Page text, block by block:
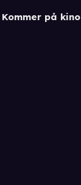
Kommer på kino